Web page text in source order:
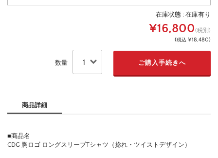
在庫状態 : 在庫有り
¥16,800(税別)
(税込 ¥18,480)
数量
商品詳細
■商品名
CDG 胸ロゴ ロングスリーブTシャツ（捻れ・ツイストデザイン）